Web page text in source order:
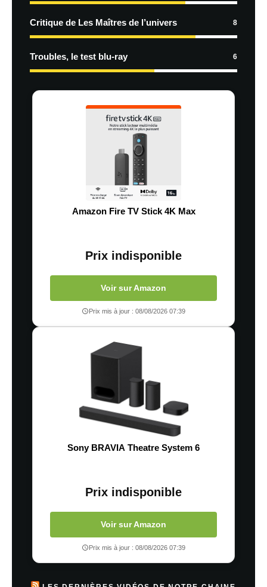
Critique de Les Maîtres de l’univers 8
Troubles, le test blu-ray 6
Amazon Fire TV Stick 4K Max
Prix indisponible
Voir sur Amazon
Prix mis à jour : 08/08/2026 07:39
Sony BRAVIA Theatre System 6
Prix indisponible
Voir sur Amazon
Prix mis à jour : 08/08/2026 07:39